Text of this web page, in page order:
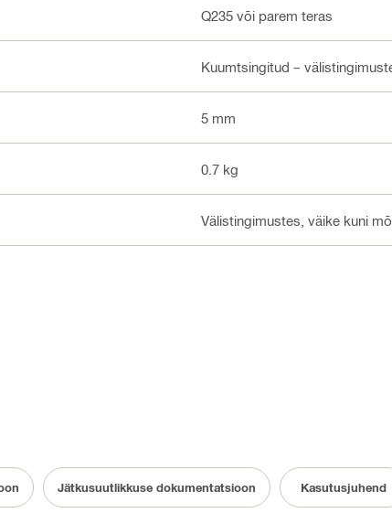
Q235 või parem teras
Kuumtsingitud –
5 mm
0.7 kg
Välistingimustes, väike kuni
Jätkusuutlikkuse dokumentatsioon Kasutusjuhend